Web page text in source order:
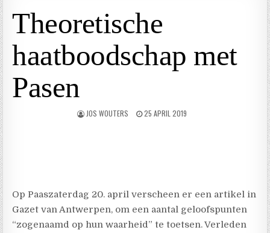
Theoretische
haatboodschap met
Pasen
JOS WOUTERS 25 APRIL 2019
Op Paaszaterdag 20. april verscheen er een artikel in
Gazet van Antwerpen, om een aantal geloofspunten
“zogenaamd op hun waarheid” te toetsen. Verleden